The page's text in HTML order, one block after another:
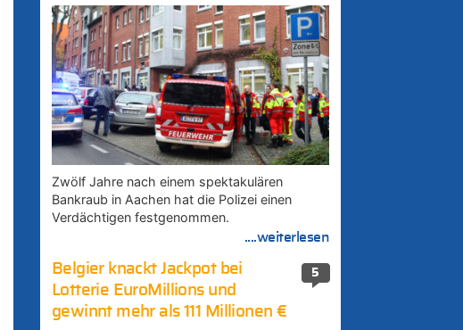
Zwölf Jahre nach einem spektakulären
Bankraub in Aachen hat die Polizei einen
Verdächtigen festgenommen.
....weiterlesen
5
Belgier knackt Jackpot bei
Lotterie EuroMillions und
gewinnt mehr als 111 Millionen €